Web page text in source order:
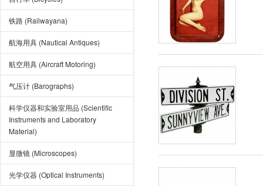
铁路 (Railwayana)
航海用具 (Nautical Antiques)
航空用具 (Aircraft Motoring)
气压计 (Barographs)
科学仪器和实验室用品 (Scientific
Instruments and Laboratory
Material)
显微镜 (Microscopes)
光学仪器 (Optical Instruments)